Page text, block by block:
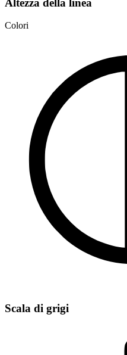
Colori
Scala di grigi